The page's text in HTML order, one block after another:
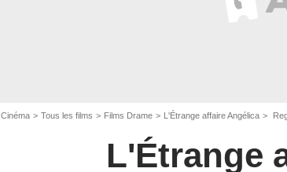
Cinéma Tous les films Films Drame L'Étrange affaire Angélica
L'Étrange